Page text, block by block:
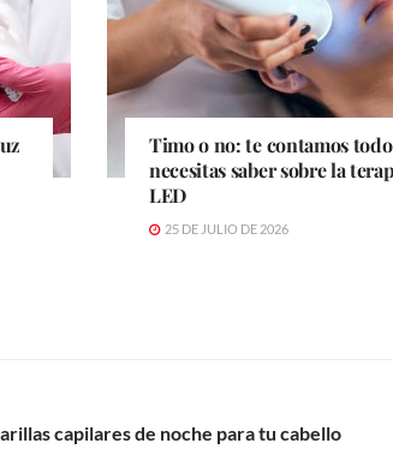
Timo o no: te contamos
necesitas saber sobre la
LED
25 DE JULIO DE 2026
capilares de noche para tu cabello